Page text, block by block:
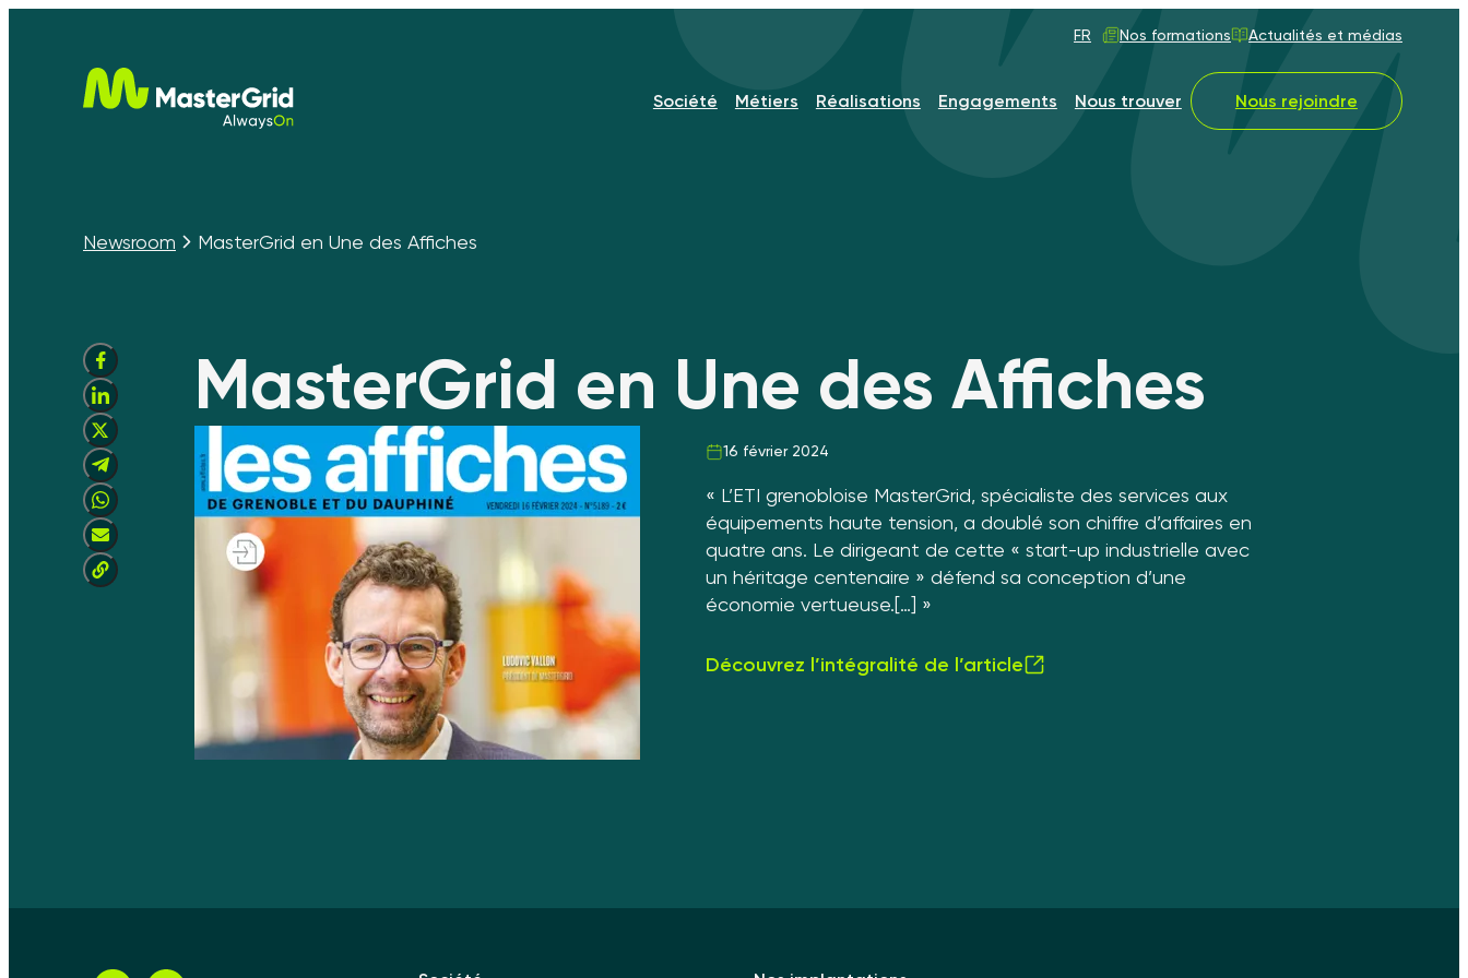
FR Nos formations Actualités et médias
Société Métiers Réalisations Engagements Nous trouver Nous rejoindre
Newsroom MasterGrid en Une des Affiches
MasterGrid en Une des Affiches
16 février 2024
« L’ETI grenobloise MasterGrid, spécialiste des services aux
équipements haute tension, a doublé son chiffre d’affaires en
quatre ans. Le dirigeant de cette « start-up industrielle avec
un héritage centenaire » défend sa conception d’une
économie vertueuse.[…] »
Découvrez l’intégralité de l’article